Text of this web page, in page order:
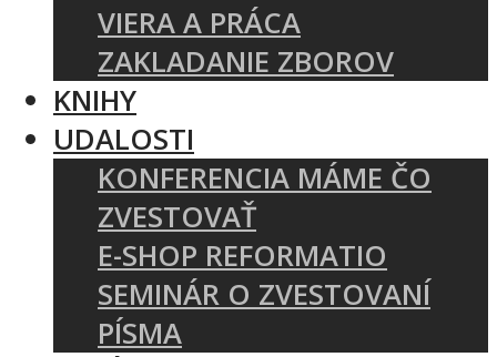
VIERA A PRÁCA
ZAKLADANIE ZBOROV
KNIHY
UDALOSTI
KONFERENCIA MÁME ČO
ZVESTOVAŤ
E-SHOP REFORMATIO
SEMINÁR O ZVESTOVANÍ
PÍSMA